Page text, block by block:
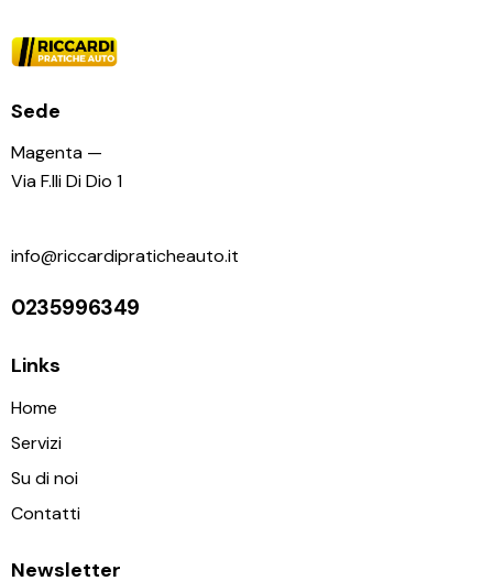
Sede
Magenta —
Via F.lli Di Dio 1
info@riccardipraticheauto.it
0235996349
Links
Home
Servizi
Su di noi
Contatti
Newsletter